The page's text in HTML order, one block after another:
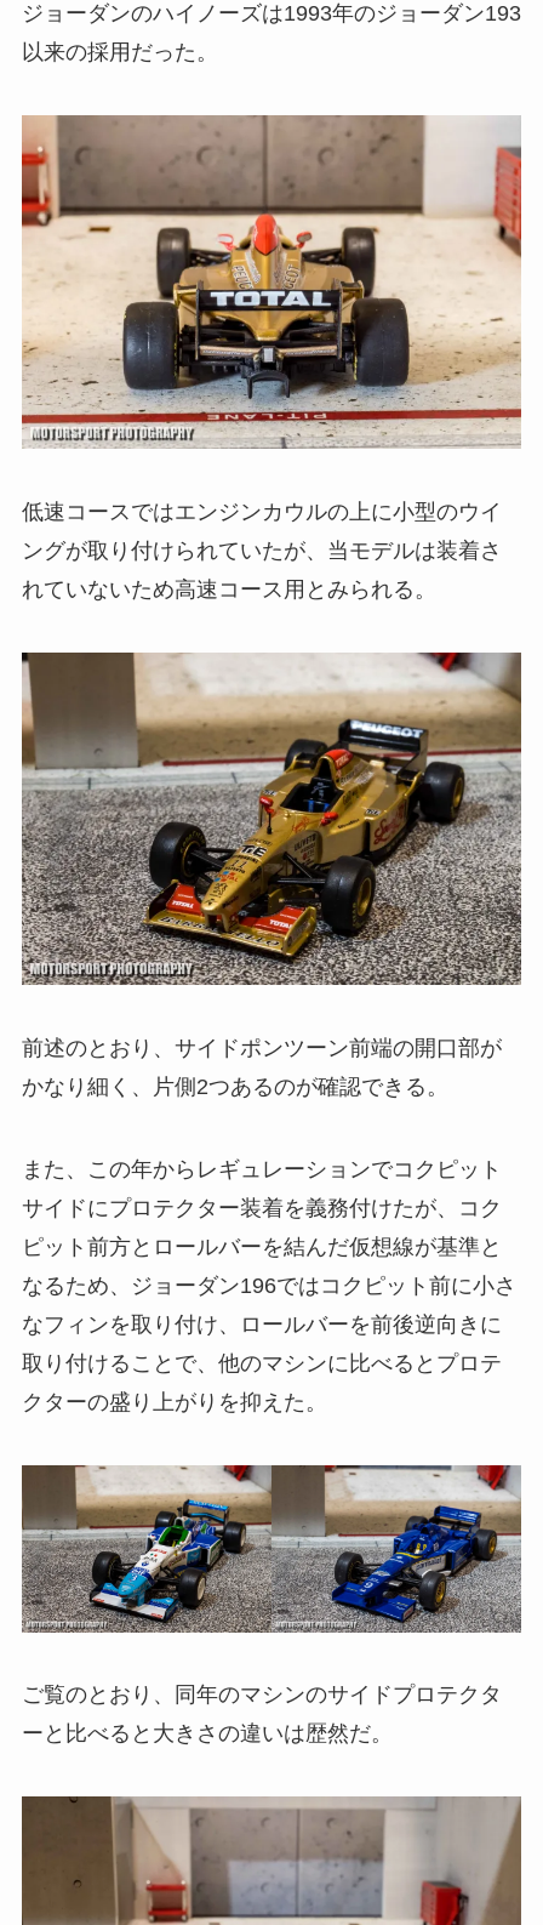
ジョーダンのハイノーズは1993年のジョーダン193
以来の採用だった。
低速コースではエンジンカウルの上に小型のウイ
ングが取り付けられていたが、当モデルは装着さ
れていないため高速コース用とみられる。
前述のとおり、サイドポンツーン前端の開口部が
かなり細く、片側2つあるのが確認できる。
また、この年からレギュレーションでコクピット
サイドにプロテクター装着を義務付けたが、コク
ピット前方とロールバーを結んだ仮想線が基準と
なるため、ジョーダン196ではコクピット前に小さ
なフィンを取り付け、ロールバーを前後逆向きに
取り付けることで、他のマシンに比べるとプロテ
クターの盛り上がりを抑えた。
ご覧のとおり、同年のマシンのサイドプロテクタ
ーと比べると大きさの違いは歴然だ。